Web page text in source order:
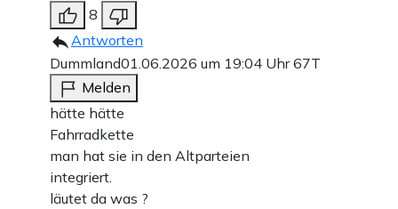
8
Antworten
Dummland01.06.2026 um 19:04 Uhr67T
Melden
hätte hätte
Fahrradkette
man hat sie in den Altparteien
integriert.
läutet da was ?